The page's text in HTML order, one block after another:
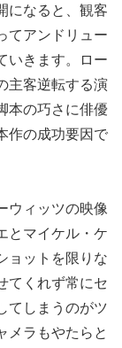
になると、観客
てアンドリュー
いきます。ロー
主客逆転する演
本の巧さに俳優
作の成功要因で
ウィッツの映像
とマイケル・ケ
ョットを限りな
てくれず常にセ
てしまうのがツ
メラもやたらと